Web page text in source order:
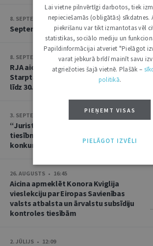
8. SEPTEMBRIS • 13:14
Septembra saruna par starptautiskajām
8. SEPTEMBRIS • 13:13
RJA aicina iesniegt rakstus Baltijas
Starptautisko tiesību gadagrāmatai
līdz 30. septembrim
3. SEPTEMBRIS • 16:01
“Jurista Vārds” aicina jaunos
tiesībniekus pieteikties ikgadējam
konkursam!
26. AUGUSTS • 16:45
Aicina apmeklēt Konora Kviglija
vieslekciju par Eiropas Savienības
valsts atbalsta un ārvalstu subsīdiju
kontroles tiesībām
2. JŪLIJS • 12:09
Lai vietne pilnvērtīgi darbotos, tiek
nepieciešamās (obligātās) sīkdatnes.
piekrišanu var tikt izmantotas vēl
statistikas, sociālo mediju un
Papildinformācijai atveriet "Pielāgot
varat jebkurā brīdī mainīt savu
atgriežoties šajā vietnē. Plašāk –
politikā.
PIEŅEMT VISAS
PIELĀGOT IZVĒLI